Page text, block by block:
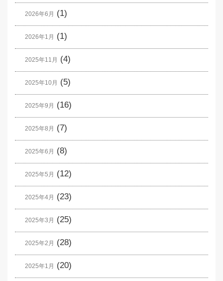
2026年6月 (1)
2026年1月 (1)
2025年11月 (4)
2025年10月 (5)
2025年9月 (16)
2025年8月 (7)
2025年6月 (8)
2025年5月 (12)
2025年4月 (23)
2025年3月 (25)
2025年2月 (28)
2025年1月 (20)